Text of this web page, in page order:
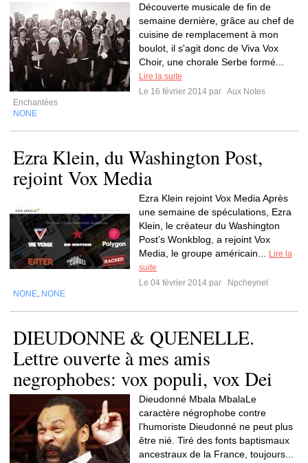
Découverte musicale de fin de
semaine dernière, grâce au chef de
cuisine de remplacement à mon
boulot, il s'agit donc de Viva Vox
Choir, une chorale Serbe formé...
Lire la suite
Le 16 février 2014 par Aux Notes
Enchantées
NONE
Ezra Klein, du Washington Post,
rejoint Vox Media
Ezra Klein rejoint Vox Media Après
une semaine de spéculations, Ezra
Klein, le créateur du Washington
Post’s Wonkblog, a rejoint Vox
Media, le groupe américain...
Lire la
suite
Le 04 février 2014 par
Npcheynel
NONE NONE
DIEUDONNE & QUENELLE.
Lettre ouverte à mes amis
negrophobes: vox populi, vox Dei
Dieudonné Mbala MbalaLe
caractère négrophobe contre
l’humoriste Dieudonné ne peut plus
être nié. Tiré des fonts baptismaux
ancestraux de la France, toujours...